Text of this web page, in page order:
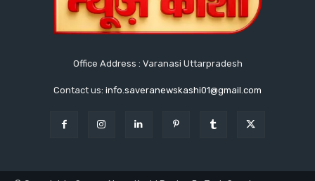
Office Address : Varanasi Uttarpradesh
Contact us: info.saveranewskashi01@gmail.com